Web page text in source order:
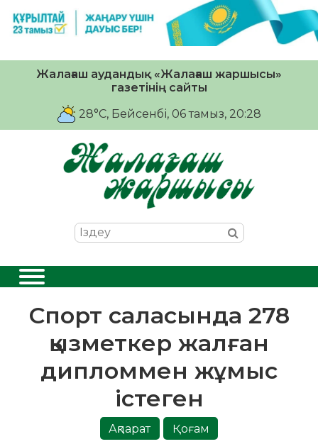
Жалағаш аудандық «Жалағаш жаршысы»
газетінің сайты
28°C, Бейсенбі, 06 тамыз, 20:28
Спорт саласында 278
қызметкер жалған
дипломмен жұмыс
істеген
Ақпарат
Қоғам